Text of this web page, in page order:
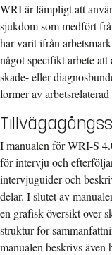
WRI är lämpligt att
sjukdom som medfört
har varit ifrån
något specifikt arbete
skade- eller
former av
I manualen för WRI-S
för intervju och
intervjuguider och
delar. I slutet av
en grafisk översikt över
struktur för
manualen beskrivs även